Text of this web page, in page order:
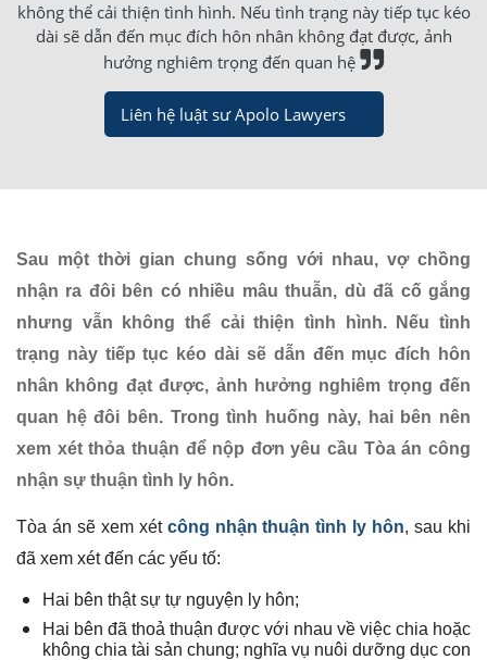
không thể cải thiện tình hình. Nếu tình trạng này tiếp tục kéo
dài sẽ dẫn đến mục đích hôn nhân không đạt được, ảnh
hưởng nghiêm trọng đến quan hệ
Liên hệ luật sư Apolo Lawyers
Sau một thời gian chung sống với nhau, vợ chồng
nhận ra đôi bên có nhiều mâu thuẫn, dù đã cố gắng
nhưng vẫn không thể cải thiện tình hình. Nếu tình
trạng này tiếp tục kéo dài sẽ dẫn đến mục đích hôn
nhân không đạt được, ảnh hưởng nghiêm trọng đến
quan hệ đôi bên. Trong tình huống này, hai bên nên
xem xét thỏa thuận để nộp đơn yêu cầu Tòa án công
nhận sự thuận tình ly hôn.
Tòa án sẽ xem xét công nhận thuận tình ly hôn, sau khi
đã xem xét đến các yếu tố:
Hai bên thật sự tự nguyện ly hôn;
Hai bên đã thoả thuận được với nhau về việc chia hoặc
không chia tài sản chung; nghĩa vụ nuôi dưỡng dục con